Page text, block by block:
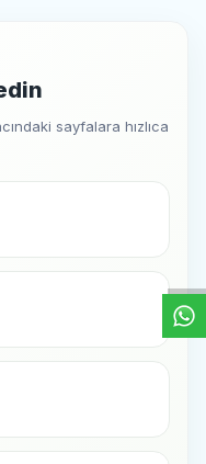
sayfalara hızlıca